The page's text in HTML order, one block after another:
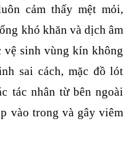
cảm thấy mệt mỏi,
khó khăn và dịch âm
vệ sinh vùng kín không
sai cách, mặc đồ lót
tác nhân từ bên ngoài
vào trong và gây viêm